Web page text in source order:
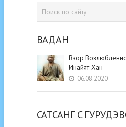
ВАДАН
Взор
Инайят Хан
06.08.2020
САТСАНГ C